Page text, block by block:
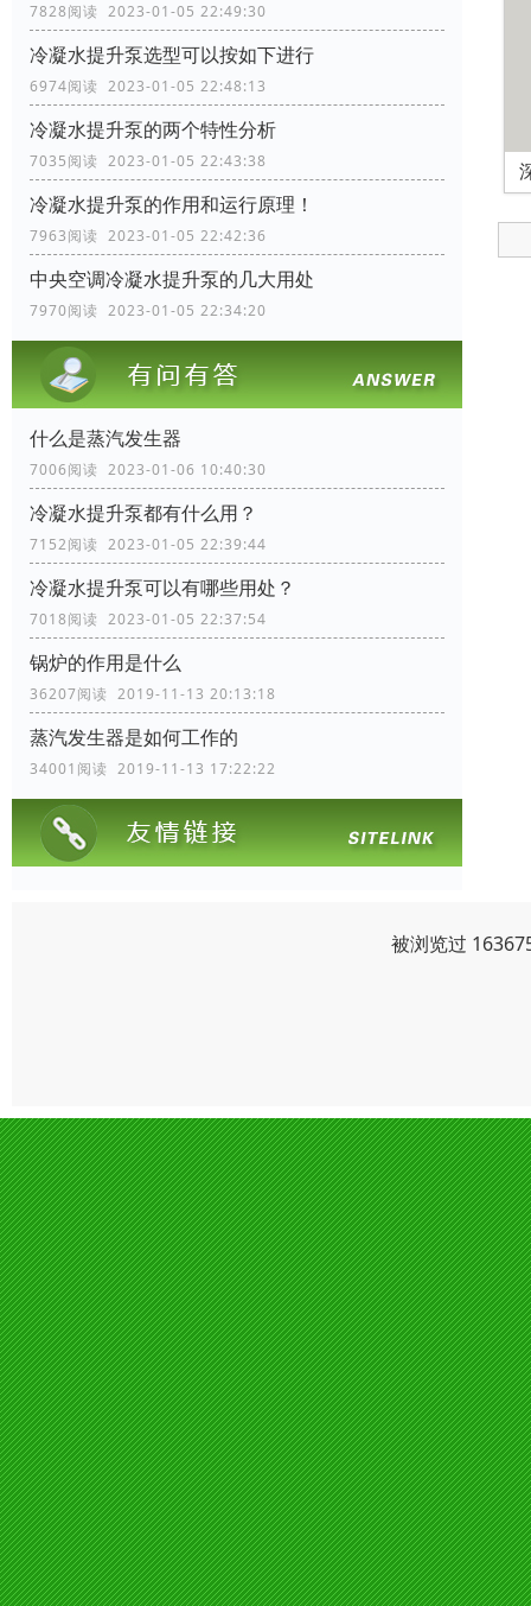
7828阅读 2023-01-05 22:49:30
冷凝水提升泵选型可以按如下进行
6974阅读 2023-01-05 22:48:13
冷凝水提升泵的两个特性分析
7035阅读 2023-01-05 22:43:38
冷凝水提升泵的作用和运行原理！
7963阅读 2023-01-05 22:42:36
中央空调冷凝水提升泵的几大用处
7970阅读 2023-01-05 22:34:20
什么是蒸汽发生器
7006阅读 2023-01-06 10:40:30
冷凝水提升泵都有什么用？
7152阅读 2023-01-05 22:39:44
冷凝水提升泵可以有哪些用处？
7018阅读 2023-01-05 22:37:54
锅炉的作用是什么
36207阅读 2019-11-13 20:13:18
蒸汽发生器是如何工作的
34001阅读 2019-11-13 17:22:22
被浏览过